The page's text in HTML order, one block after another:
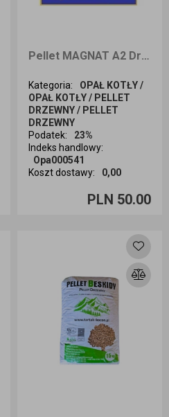
Pellet MAGNAT A2 Drzewny 8mm 25 kg odbiór osobisty
Kategoria:
OPAŁ KOTŁY /
OPAŁ KOTŁY / PELLET
DRZEWNY / PELLET
DRZEWNY
Podatek:
23%
Indeks handlowy:
Opa000541
Koszt dostawy: 0,00
PLN 50.00
Ilość sztuk